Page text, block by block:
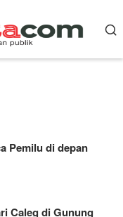
Pemilu di depan
Caleg di Gunung